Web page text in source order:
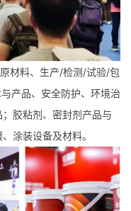
材料、生产/检测/试验/包
产品、安全防护、环境治
胶粘剂、密封剂产品与
涂装设备及材料。